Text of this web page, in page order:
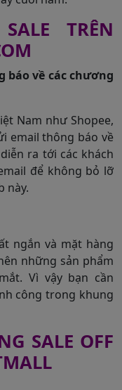
TRÊN
báo về các chương
Nam như Shopee,
email thông báo về
ra tới các khách
để không bỏ lỡ
này.
ngắn và mặt hàng
những sản phẩm
Vì vậy bạn cần
công trong khung
SALE OFF